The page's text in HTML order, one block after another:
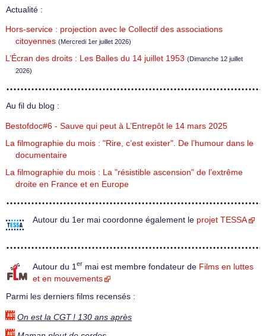
Actualité :
Hors-service : projection avec le Collectif des associations
citoyennes (Mercredi 1er juillet 2026)
L’Écran des droits : Les Balles du 14 juillet 1953 (Dimanche 12 juillet
2026)
Au fil du blog :
Bestofdoc#6 - Sauve qui peut à L’Entrepôt le 14 mars 2025
La filmographie du mois : "Rire, c’est exister". De l’humour dans le
documentaire
La filmographie du mois : La "résistible ascension" de l’extrême
droite en France et en Europe
Autour du 1er mai coordonne également le projet TESSA
Autour du 1 er mai est membre fondateur de Films en luttes
et en mouvements
Parmi les derniers films recensés :
On est la CGT ! 130 ans après